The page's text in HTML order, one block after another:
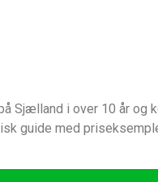
Sjælland i over 10 år og
guide med